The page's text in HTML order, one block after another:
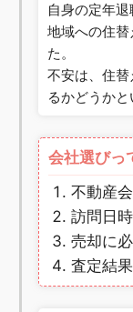
自身の定年
地域への住
た。
不安は、住
るかどうかと
会社選びっ
不動産
訪問日
売却に
査定結